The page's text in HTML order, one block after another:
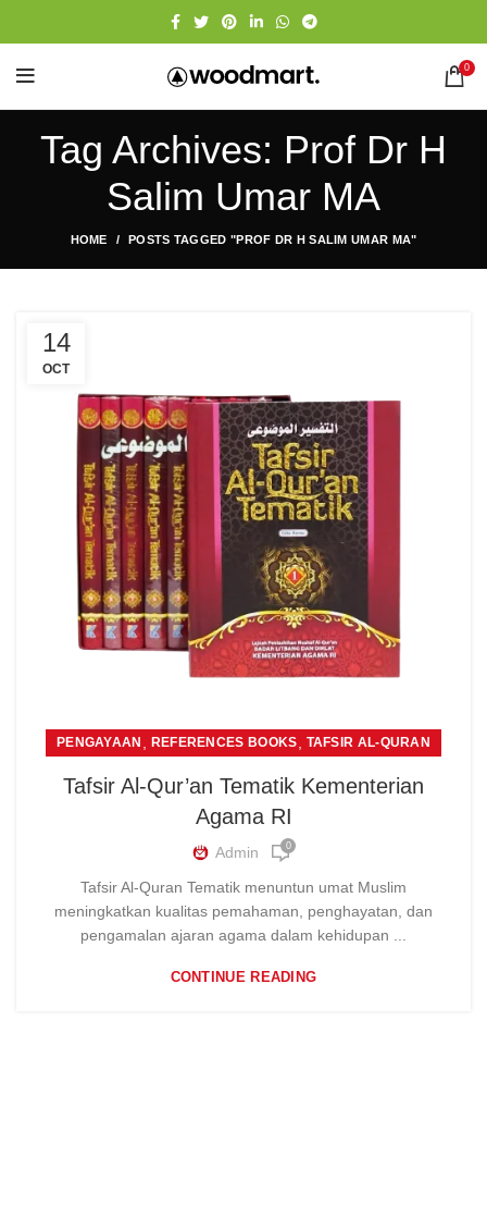
0
Tag Archives: Prof Dr H
Salim Umar MA
HOME POSTS TAGGED "PROF DR H SALIM UMAR MA"
14
OCT
PENGAYAAN REFERENCES BOOKS TAFSIR AL-QURAN
Tafsir Al-Qur’an Tematik Kementerian
Agama RI
Admin 0
Tafsir Al-Quran Tematik menuntun umat Muslim
meningkatkan kualitas pemahaman, penghayatan, dan
pengamalan ajaran agama dalam kehidupan ...
CONTINUE READING